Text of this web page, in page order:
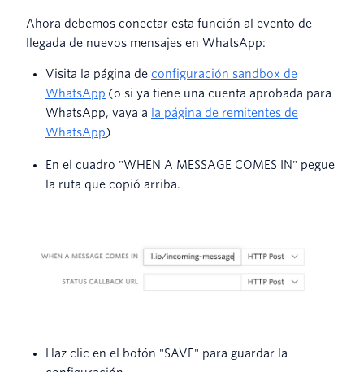
Ahora debemos conectar esta función al evento de
llegada de nuevos mensajes en WhatsApp:
Visita la página de configuración sandbox de
WhatsApp (o si ya tiene una cuenta aprobada para
WhatsApp, vaya a
la página de remitentes de
WhatsApp)
En el cuadro "WHEN A MESSAGE COMES IN" pegue
la ruta que copió arriba.
Haz clic en el botón "SAVE" para guardar la